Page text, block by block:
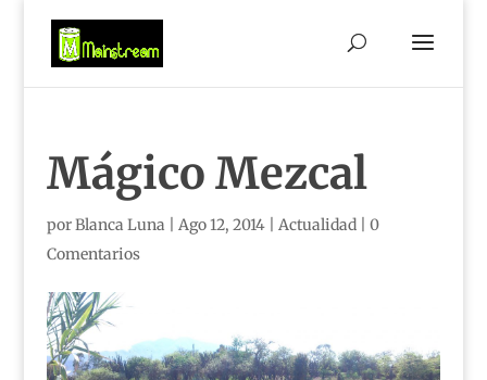
Mágico Mezcal
porBlanca Luna Ago 12, 2014| Actualidad| 0
Comentarios